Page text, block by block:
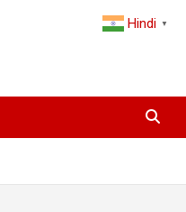
& Breaking
Media
Hindi ▼